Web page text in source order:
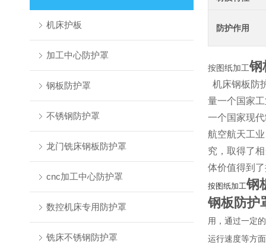
机床护板
加工中心防护罩
钢板防护罩
不锈钢防护罩
龙门铣床钢板防护罩
cnc加工中心防护罩
数控机床专用防护罩
铣床不锈钢防护罩
防护作用
按图纸加工钢
机床钢板防
量一个国家
一个国家现
航空航天工
究，取得了
体价值得到
按图纸加工钢
钢板防护
用，通过一定
运行速度等方